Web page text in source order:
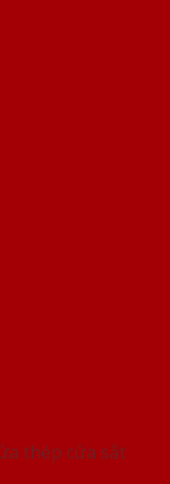
thép cửa sắt